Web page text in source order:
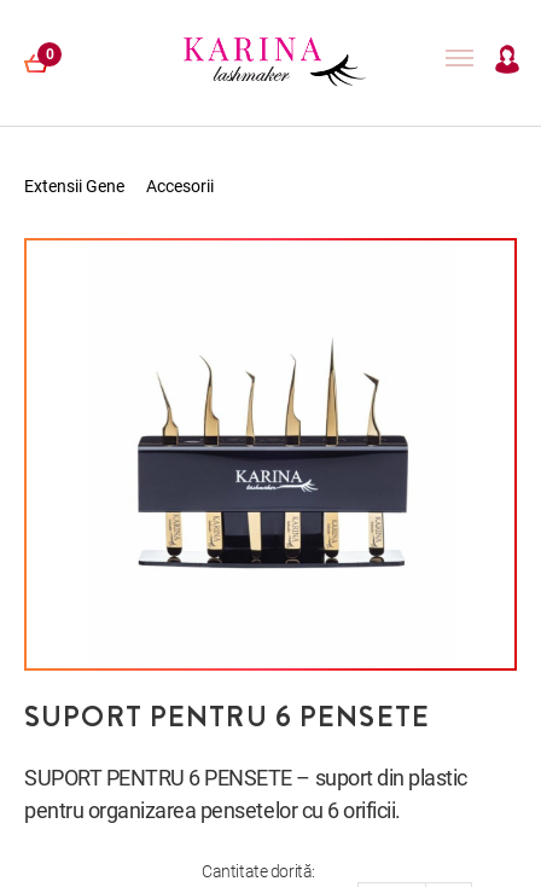
0
Extensii Gene Accesorii
SUPORT PENTRU 6 PENSETE
SUPORT PENTRU 6 PENSETE – suport din plastic
pentru organizarea pensetelor cu 6 orificii.
Cantitate dorită: